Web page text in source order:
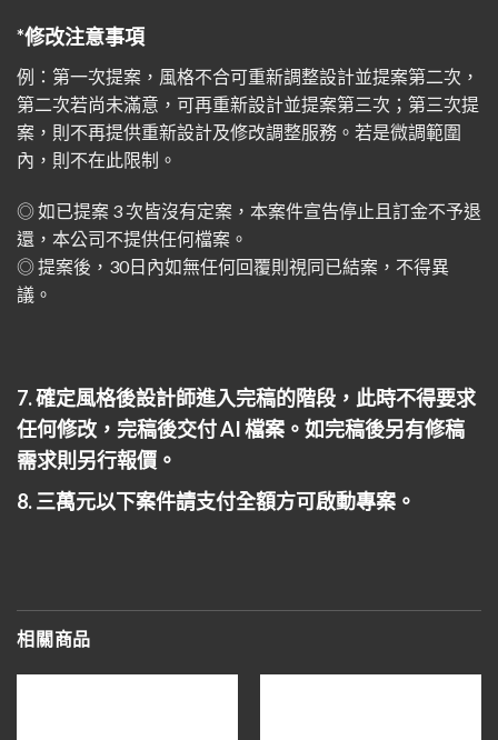
*修改注意事項
例：第一次提案，風格不合可重新調整設計並提案第二次，
第二次若尚未滿意，可再重新設計並提案第三次；第三次提
案，則不再提供重新設計及修改調整服務。若是微調範圍
內，則不在此限制。
◎ 如已提案 3 次皆沒有定案，本案件宣告停止且訂金不予退
還，本公司不提供任何檔案。
◎ 提案後，30日內如無任何回覆則視同已結案，不得異
議。
7. 確定風格後設計師進入完稿的階段，此時不得要求
任何修改，完稿後交付 AI 檔案。如完稿後另有修稿
需求則另行報價。
8. 三萬元以下案件請支付全額方可啟動專案。
相關商品